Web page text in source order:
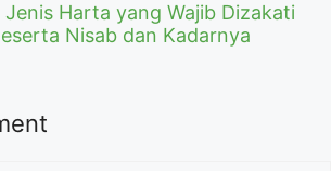
Jenis Harta yang Wajib Dizakati
Nisab dan Kadarnya